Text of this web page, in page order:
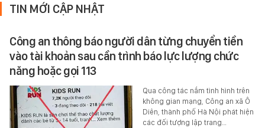
TIN MỚI CẬP NHẬT
Công an thông báo người dân từng chuyển tiền
vào tài khoản sau cần trình báo lực lượng chức
năng hoặc gọi 113
Qua công tác nắm tình hình trên
không gian mạng, Công an xã Ô
Diên, thành phố Hà Nội phát hiện
các đối tượng lập trang…